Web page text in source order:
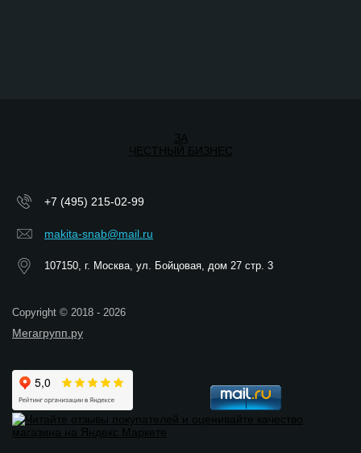
+7 (495) 215-02-99
makita-snab@mail.ru
107150, г. Москва, ул. Бойцовая, дом 27 стр. 3
Copyright © 2018 - 2026
Мегагрупп.ру
ЗА
ЧЕСТНЫЙ БИЗНЕС